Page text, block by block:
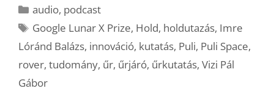
Kategória
audio, podcast
Címkék
Google Lunar X Prize, Hold, holdutazás, Imre
Lóránd Balázs, innováció, kutatás, Puli, Puli Space,
rover, tudomány, űr, űrjáró, űrkutatás, Vizi Pál
Gábor